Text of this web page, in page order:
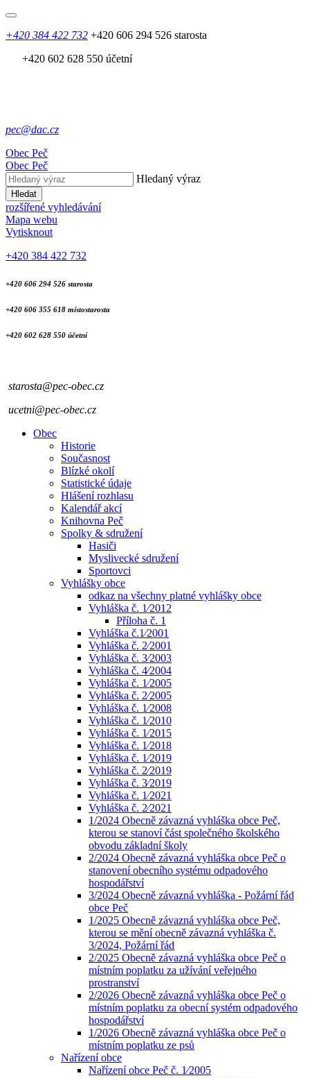
+420 384 422 732 +420 606 294 526 starosta
+420 602 628 550 účetní
pec@dac.cz
Obec Peč
Obec Peč
Hledaný výraz
Hledat
rozšířené vyhledávání
Mapa webu
Vytisknout
+420 384 422 732
+420 606 294 526 starosta
+420 606 355 618 místostarosta
+420 602 628 550 účetní
starosta@pec-obec.cz
ucetni@pec-obec.cz
Obec
Historie
Současnost
Blízké okolí
Statistické údaje
Hlášení rozhlasu
Kalendář akcí
Knihovna Peč
Spolky & sdružení
Hasiči
Myslivecké sdružení
Sportovci
Vyhlášky obce
odkaz na všechny platné vyhlášky obce
Vyhláška č. 1⁄2012
Příloha č. 1
Vyhláška č.1⁄2001
Vyhláška č. 2⁄2001
Vyhláška č. 3⁄2003
Vyhláška č. 4⁄2004
Vyhláška č. 1⁄2005
Vyhláška č. 2⁄2005
Vyhláška č. 1⁄2008
Vyhláška č. 1⁄2010
Vyhláška č. 1⁄2015
Vyhláška č. 1⁄2018
Vyhláška č. 1⁄2019
Vyhláška č. 2⁄2019
Vyhláška č. 3⁄2019
Vyhláška č. 1⁄2021
Vyhláška č. 2⁄2021
1/2024 Obecně závazná vyhláška obce Peč,
kterou se stanoví část společného školského
obvodu základní školy
2/2024 Obecně závazná vyhláška obce Peč o
stanovení obecního systému odpadového
hospodářství
3/2024 Obecně závazná vyhláška - Požární řád
obce Peč
1/2025 Obecně závazná vyhláška obce Peč,
kterou se mění obecně závazná vyhláška č.
3/2024, Požární řád
2/2025 Obecně závazná vyhláška obce Peč o
místním poplatku za užívání veřejného
prostranství
2/2026 Obecně závazná vyhláška obce Peč o
místním poplatku za obecní systém odpadového
hospodářství
1/2026 Obecně závazná vyhláška obce Peč o
místním poplatku ze psů
Nařízení obce
Nařízení obce Peč č. 1⁄2005